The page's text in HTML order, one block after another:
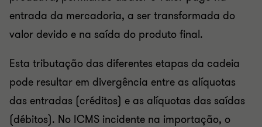
entrada da mercadoria, a ser transformada do
valor devido e na saída do produto final.
Esta tributação das diferentes etapas da cadeia
pode resultar em divergência entre as alíquotas
das entradas (créditos) e as alíquotas das saídas
(débitos). No ICMS incidente na importação, o